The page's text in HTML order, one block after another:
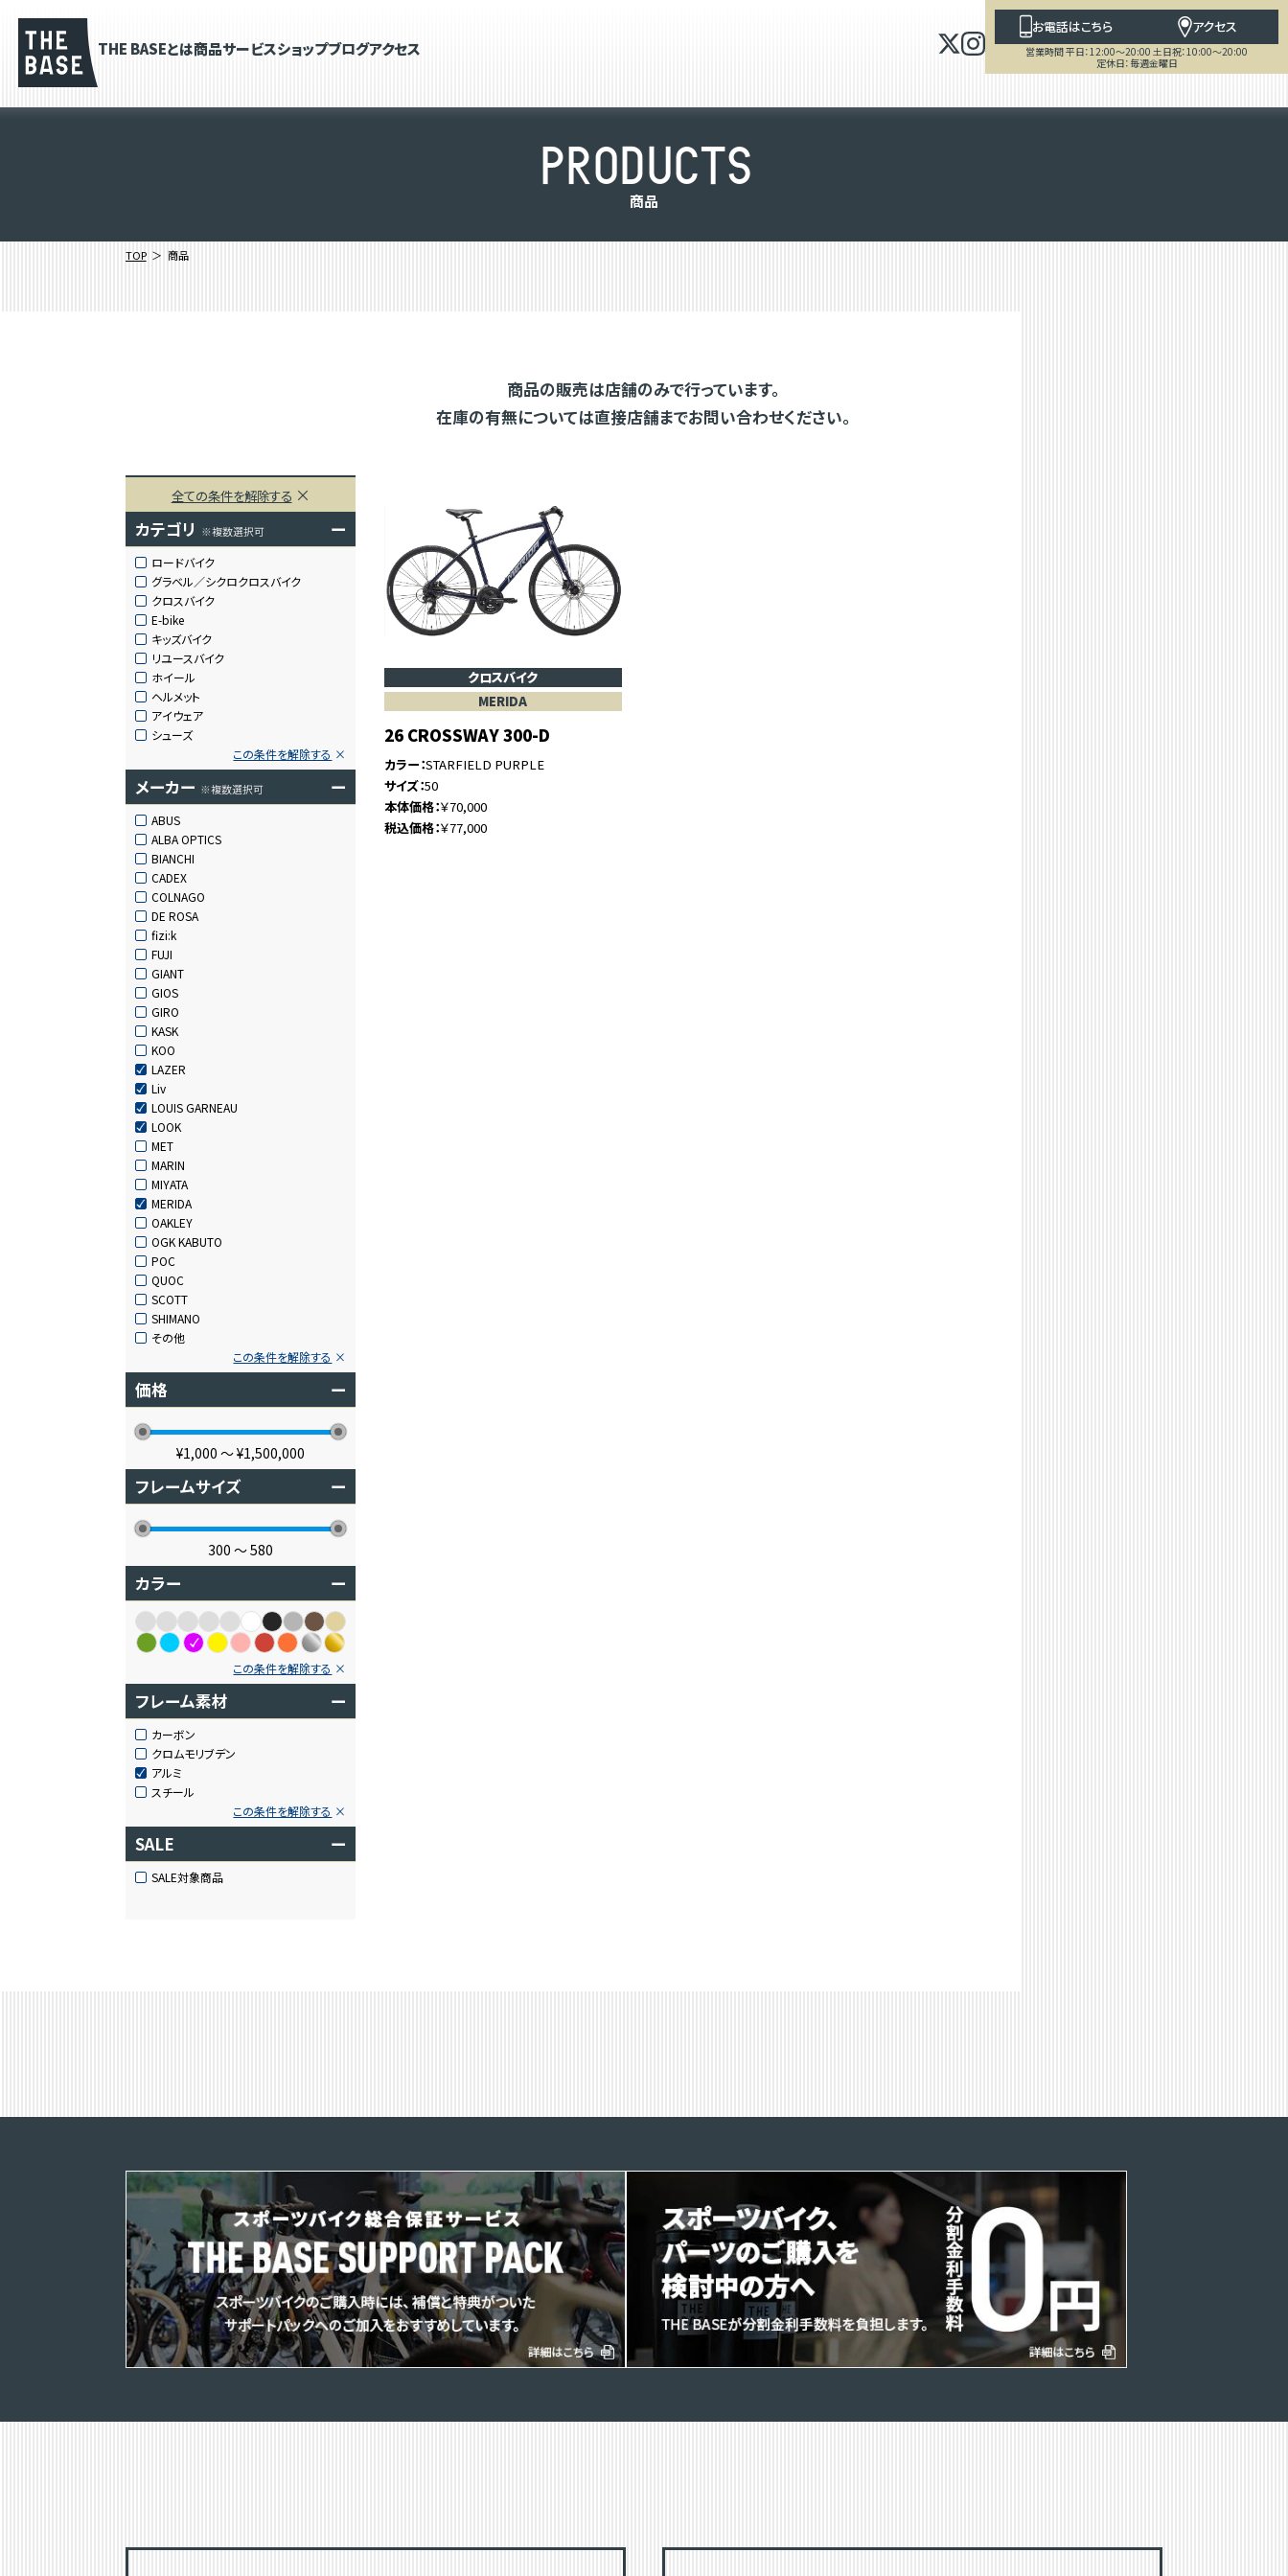
THE BASEとは商品サービスショップブログアクセス
お電話はこちら アクセス
営業時間 平日：12:00～20:00 土日祝：10:00～20:00
定休日：毎週金曜日
PRODUCTS
商品
TOP 商品
商品の販売は店舗のみで行っています。
在庫の有無については直接店舗までお問い合わせください。
全ての条件を解除する
カテゴリ ※複数選択可 ー
ロードバイク
グラベル／シクロクロスバイク
クロスバイク
E-bike
キッズバイク
リユースバイク
ホイール
ヘルメット
アイウェア
シューズ
この条件を解除する
メーカー ※複数選択可 ー
ABUS
ALBA OPTICS
BIANCHI
CADEX
COLNAGO
DE ROSA
fizi:k
FUJI
GIANT
GIOS
GIRO
KASK
KOO
LAZER
Liv
LOUIS GARNEAU
LOOK
MET
MARIN
MIYATA
MERIDA
OAKLEY
OGK KABUTO
POC
QUOC
SCOTT
SHIMANO
その他
この条件を解除する
価格 ー
¥1,000 〜¥1,500,000
フレームサイズ ー
300 〜580
カラー ー
この条件を解除する
フレーム素材 ー
カーボン
クロムモリブデン
アルミ
スチール
この条件を解除する
SALE ー
SALE対象商品
クロスバイク
MERIDA
26 CROSSWAY 300-D
カラー STARFIELD PURPLE
サイズ 50
本体価格 ￥70,000
税込価格 ￥77,000